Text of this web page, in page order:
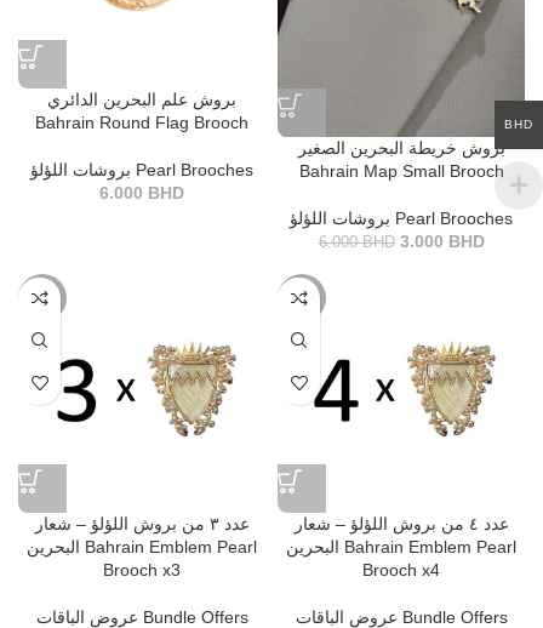
بروش علم البحرين الدائري
Bahrain Round Flag Brooch
بروشات اللؤلؤ Pearl Brooches
6.000 BHD
بروش خريطة البحرين الصغير
Bahrain Map Small Brooch
بروشات اللؤلؤ Pearl Brooches
6.000BHD 3.000 BHD
-8%
عدد ٣ من بروش اللؤلؤ – شعار
البحرين Bahrain Emblem Pearl
Brooch x3
عروض الباقات Bundle Offers
-8%
عدد ٤ من بروش اللؤلؤ – شعار
البحرين Bahrain Emblem Pearl
Brooch x4
عروض الباقات Bundle Offers
BHD